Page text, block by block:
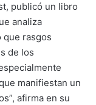
publicó un libro
analiza
que rasgos
de los
manifiestan un
afirma en su